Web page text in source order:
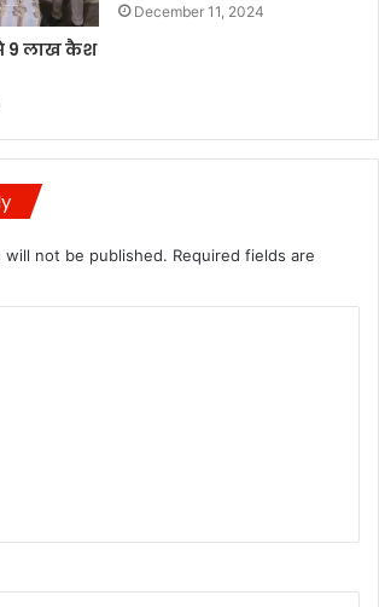
9 लाख कैश
December 11, 2024
will not be published. Required fields are